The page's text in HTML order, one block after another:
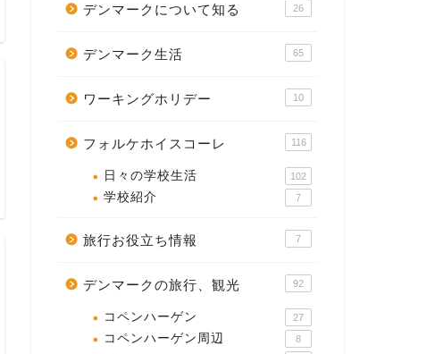
デンマークについて知る 26
デンマーク生活 65
ワーキングホリデー 10
フォルケホイスコーレ 116
日々の学校生活 102
学校紹介 7
旅行お役立ち情報 7
デンマークの旅行、観光 92
コペンハーゲン 27
コペンハーゲン周辺 8